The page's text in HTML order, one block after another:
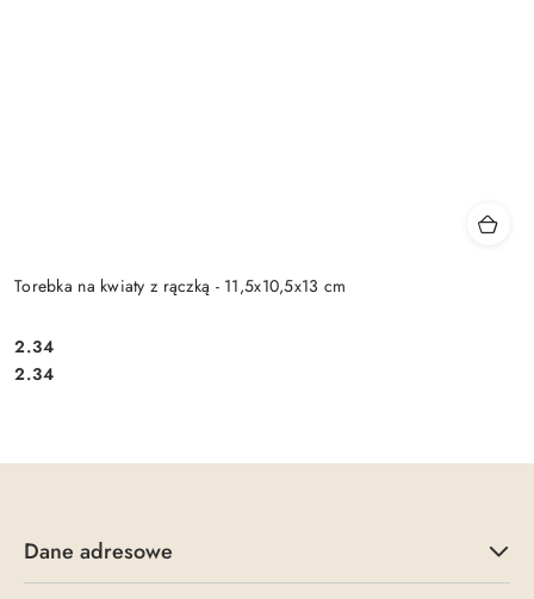
Torebka na kwiaty z rączką - 11,5x10,5x13 cm
Cena:
2.34
Cena:
2.34
Dane adresowe